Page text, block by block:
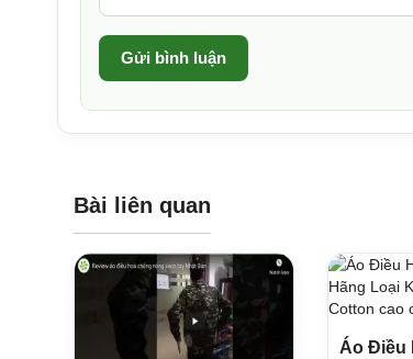
Gửi bình luận
Bài liên quan
Áo Điều